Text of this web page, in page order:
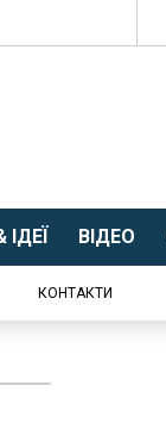
ВІДЕО
КОНТАКТИ